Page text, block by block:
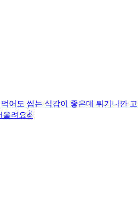
어도 씹는 식감이 좋은데 튀기니깐
울려요✌️